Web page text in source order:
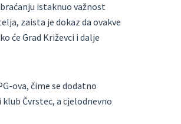
istaknuo važnost
zaista je dokaz da ovakve
će Grad Križevci i dalje
ova, čime se dodatno
Čvrstec, a cjelodnevno